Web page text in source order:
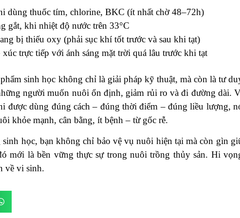
dùng thuốc tím, chlorine, BKC (ít nhất chờ 48–72h)
gắt, khi nhiệt độ nước trên 33°C
bị thiếu oxy (phải sục khí tốt trước và sau khi tạt)
trực tiếp với ánh sáng mặt trời quá lâu trước khi tạt
sinh học không chỉ là giải pháp kỹ thuật, mà còn là tư
người muốn nuôi ổn định, giảm rủi ro và đi đường dài.
được dùng đúng cách – đúng thời điểm – đúng liều lượng,
khỏe mạnh, cân bằng, ít bệnh – từ gốc rễ.
học, bạn không chỉ bảo vệ vụ nuôi hiện tại mà còn gìn
mới là bền vững thực sự trong nuôi trồng thủy sản. Hi
về vi sinh.